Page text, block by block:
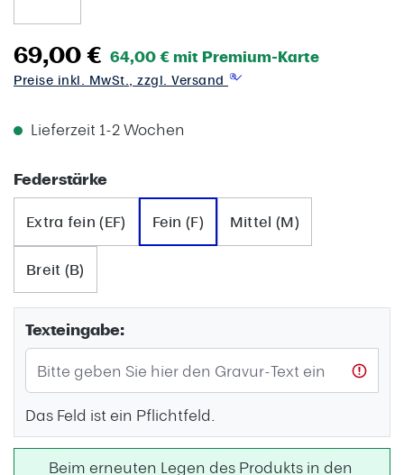
69,00 € 64,00 € mit Premium-Karte
Preise inkl. MwSt., zzgl. Versand
Lieferzeit 1-2 Wochen
Federstärkeauswählen
Extra fein (EF) Fein (F) Mittel (M)
Breit (B)
Texteingabe:
Das Feld ist ein Pflichtfeld.
Beim erneuten Legen des Produkts in den